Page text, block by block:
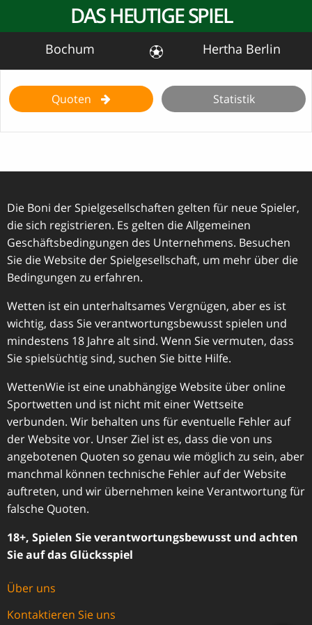
DAS HEUTIGE SPIEL
Bochum Hertha Berlin
Quoten Statistik
Die Boni der Spielgesellschaften gelten für neue Spieler,
die sich registrieren. Es gelten die Allgemeinen
Geschäftsbedingungen des Unternehmens. Besuchen
Sie die Website der Spielgesellschaft, um mehr über die
Bedingungen zu erfahren.
Wetten ist ein unterhaltsames Vergnügen, aber es ist
wichtig, dass Sie verantwortungsbewusst spielen und
mindestens 18 Jahre alt sind. Wenn Sie vermuten, dass
Sie spielsüchtig sind, suchen Sie bitte Hilfe.
WettenWie ist eine unabhängige Website über online
Sportwetten und ist nicht mit einer Wettseite
verbunden. Wir behalten uns für eventuelle Fehler auf
der Website vor. Unser Ziel ist es, dass die von uns
angebotenen Quoten so genau wie möglich zu sein, aber
manchmal können technische Fehler auf der Website
auftreten, und wir übernehmen keine Verantwortung für
falsche Quoten.
18+, Spielen Sie verantwortungsbewusst und achten
Sie auf das Glücksspiel
Über uns
Kontaktieren Sie uns